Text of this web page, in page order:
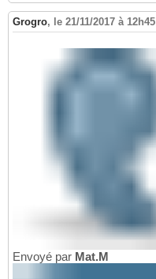
Grogro, le 21/11/2017 à 12h45
Envoyé par Mat.M